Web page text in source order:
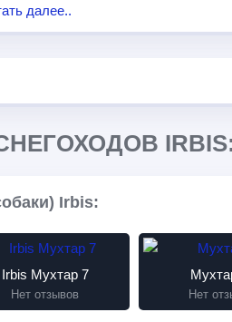
кто не хочет зависеть от пробок
на природе в кругу семьи или
далее..
Irbis:
Irbis Мухтар 7
Нет отзывов Нет